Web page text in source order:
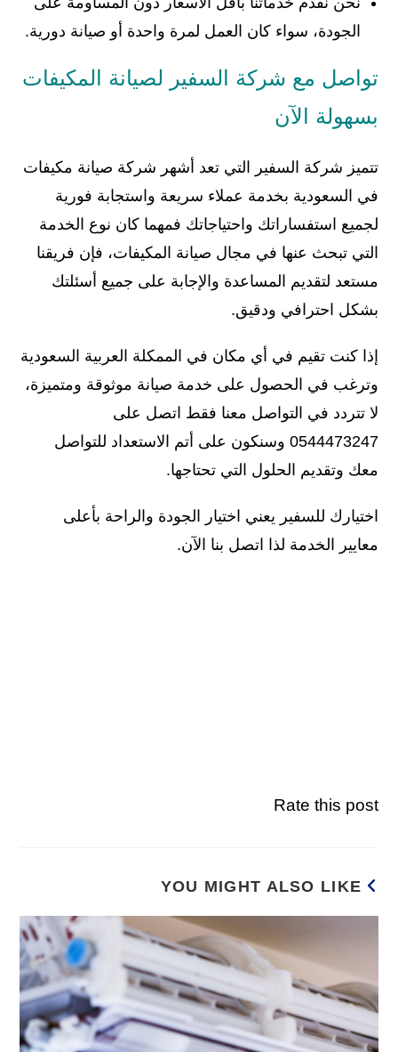
الجودة، سواء كان العمل لمرة واحدة أو صيانة دورية.
تواصل مع شركة السفير لصيانة المكيفات
بسهولة الآن
تتميز شركة السفير التي تعد أشهر شركة صيانة مكيفات
في السعودية بخدمة عملاء سريعة واستجابة فورية
لجميع استفساراتك واحتياجاتك فمهما كان نوع الخدمة
التي تبحث عنها في مجال صيانة المكيفات، فإن فريقنا
مستعد لتقديم المساعدة والإجابة على جميع أسئلتك
بشكل احترافي ودقيق.
إذا كنت تقيم في أي مكان في الممكلة العربية السعودية
وترغب في الحصول على خدمة صيانة موثوقة ومتميزة،
لا تتردد في التواصل معنا فقط اتصل على
0544473247 وسنكون على أتم الاستعداد للتواصل
معك وتقديم الحلول التي تحتاجها.
اختيارك للسفير يعني اختيار الجودة والراحة بأعلى
معايير الخدمة لذا اتصل بنا الآن.
Rate this post
YOU MIGHT ALSO LIKE